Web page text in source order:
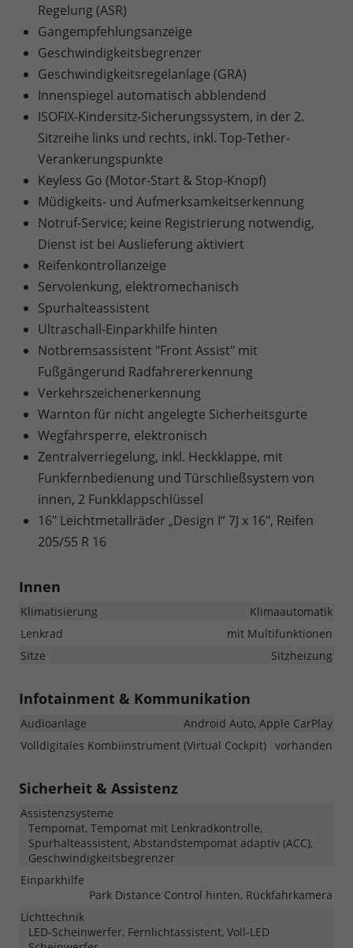
Regelung (ASR)
Gangempfehlungsanzeige
Geschwindigkeitsbegrenzer
Geschwindigkeitsregelanlage (GRA)
Innenspiegel automatisch abblendend
ISOFIX-Kindersitz-Sicherungssystem, in der 2.
Sitzreihe links und rechts, inkl. Top-Tether-
Verankerungspunkte
Keyless Go (Motor-Start & Stop-Knopf)
Müdigkeits- und Aufmerksamkeitserkennung
Notruf-Service; keine Registrierung notwendig,
Dienst ist bei Auslieferung aktiviert
Reifenkontrollanzeige
Servolenkung, elektromechanisch
Spurhalteassistent
Ultraschall-Einparkhilfe hinten
Notbremsassistent "Front Assist" mit
Fußgängerund Radfahrererkennung
Verkehrszeichenerkennung
Warnton für nicht angelegte Sicherheitsgurte
Wegfahrsperre, elektronisch
Zentralverriegelung, inkl. Heckklappe, mit
Funkfernbedienung und Türschließsystem von
innen, 2 Funkklappschlüssel
16" Leichtmetallräder „Design I“ 7J x 16", Reifen
205/55 R 16
Innen
Klimatisierung
Klimaautomatik
Lenkrad
mit Multifunktionen
Sitze
Sitzheizung
Infotainment & Kommunikation
Audioanlage
Android Auto, Apple CarPlay
Volldigitales Kombiinstrument (Virtual Cockpit) vorhanden
Sicherheit & Assistenz
Assistenzsysteme
Tempomat, Tempomat mit Lenkradkontrolle,
Spurhalteassistent, Abstandstempomat adaptiv (ACC),
Geschwindigkeitsbegrenzer
Einparkhilfe
Park Distance Control hinten, Rückfahrkamera
Lichttechnik
LED-Scheinwerfer, Fernlichtassistent, Voll-LED